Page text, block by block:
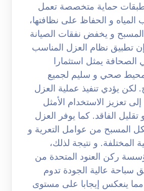
طبقات حماية متخصصة تعمل
و الحفاظ على نظافتها،
و يخفض نفقات الصيانة
إن تطبيق نظام العزل المناسب
يمثل استثمارا
محيط صحي و سليم لجميع
لكن يؤدي تنفيذ عملية العزل
تعزيز الاستخدام الأمثل
و تقليل الفاقد. كما يوفر العزل
المسبح من عوامل التعرية و
المختلفة. و نتيجة لذلك،
ركن العنود المتحدة من
سباحة عالية الجودة تدوم
مما ينعكس إيجابا على مستوى